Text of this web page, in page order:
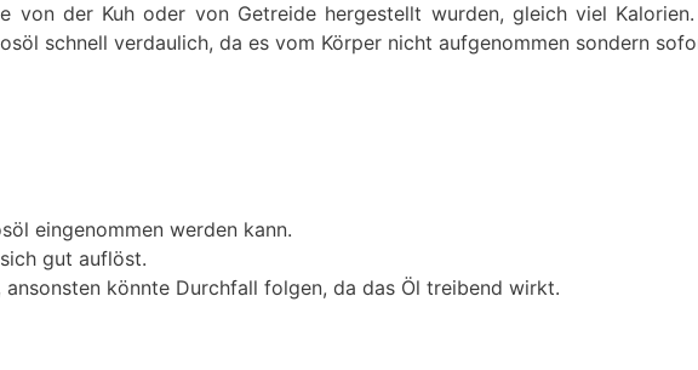
von der Kuh oder von Getreide hergestellt wurden, gleich viel
schnell verdaulich, da es vom Körper nicht aufgenommen sondern
eingenommen werden kann.
gut auflöst.
könnte Durchfall folgen, da das Öl treibend wirkt.